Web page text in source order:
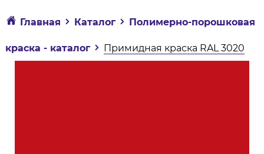
Главная Каталог Полимерно-порошковая
краска - каталог Примидная краска RAL 3020